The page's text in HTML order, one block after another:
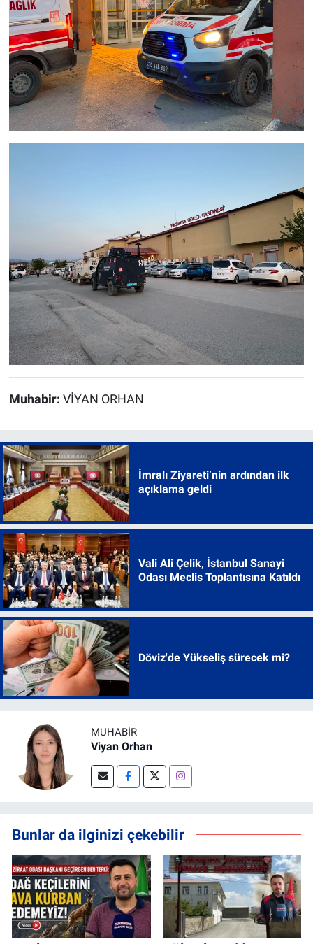
Muhabir: VİYAN ORHAN
İmralı Ziyareti’nin ardından ilk
açıklama geldi
Vali Ali Çelik, İstanbul Sanayi
Odası Meclis Toplantısına Katıldı
Döviz'de Yükseliş sürecek mi?
MUHABIR
Viyan Orhan
Bunlar da ilginizi çekebilir